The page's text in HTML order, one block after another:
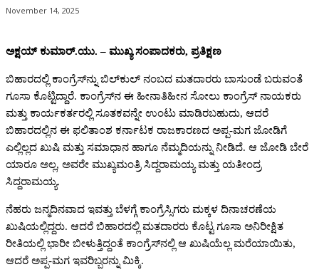
November 14, 2025
ಅಕ್ಷಯ್‌ ಕುಮಾರ್‌.ಯು. – ಮುಖ್ಯ ಸಂಪಾದಕರು, ಪ್ರತಿಕ್ಷಣ
ಬಿಹಾರದಲ್ಲಿ ಕಾಂಗ್ರೆಸ್‌ನ್ನು ಬಿಲ್‌ಕುಲ್‌ ನಂಬದ ಮತದಾರರು ಬಾಸುಂಡೆ ಬರುವಂತೆ
ಗೂಸಾ ಕೊಟ್ಟಿದ್ದಾರೆ. ಕಾಂಗ್ರೆಸ್‌ನ ಈ ಹೀನಾತಿಹೀನ ಸೋಲು ಕಾಂಗ್ರೆಸ್‌ ನಾಯಕರು
ಮತ್ತು ಕಾರ್ಯಕರ್ತರಲ್ಲಿ ಸೂತಕವನ್ನೇ ಉಂಟು ಮಾಡಿರಬಹುದು, ಆದರೆ
ಬಿಹಾರದಲ್ಲಿನ ಈ ಫಲಿತಾಂಶ ಕರ್ನಾಟಕ ರಾಜಕಾರಣದ ಅಪ್ಪ-ಮಗ ಜೋಡಿಗೆ
ಎಲ್ಲಿಲ್ಲದ ಖುಷಿ ಮತ್ತು ಸಮಾಧಾನ ಹಾಗೂ ನೆಮ್ಮದಿಯನ್ನು ನೀಡಿದೆ. ಆ ಜೋಡಿ ಬೇರೆ
ಯಾರೂ ಅಲ್ಲ, ಅವರೇ ಮುಖ್ಯಮಂತ್ರಿ ಸಿದ್ದರಾಮಯ್ಯ ಮತ್ತು ಯತೀಂದ್ರ
ಸಿದ್ದರಾಮಯ್ಯ.
ನೆಹರು ಜನ್ಮದಿನವಾದ ಇವತ್ತು ಬೆಳಗ್ಗೆ ಕಾಂಗ್ರೆಸ್ಸಿಗರು ಮಕ್ಕಳ ದಿನಾಚರಣೆಯ
ಖುಷಿಯಲ್ಲಿದ್ದರು. ಆದರೆ ಬಿಹಾರದಲ್ಲಿ ಮತದಾರರು ಕೊಟ್ಟ ಗೂಸಾ ಅನಿರೀಕ್ಷಿತ
ರೀತಿಯಲ್ಲಿ ಭಾರೀ ಬೀಳುತ್ತಿದ್ದಂತೆ ಕಾಂಗ್ರೆಸ್‌ನಲ್ಲಿ ಆ ಖುಷಿಯೆಲ್ಲ ಮರೆಯಾಯಿತು,
ಆದರೆ ಅಪ್ಪ-ಮಗ ಇವರಿಬ್ಬರನ್ನು ಮಿಕ್ಕಿ.